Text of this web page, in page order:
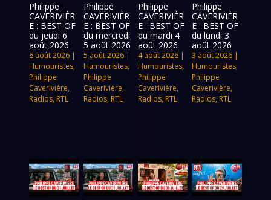
Philippe
CAVERIVIÈR
E : BEST OF
du jeudi 6
août 2026
6 août 2026 |
Humouristes,
Philippe
Caverivière,
Radios, RTL
Philippe
CAVERIVIÈR
E : BEST OF
du mercredi
5 août 2026
5 août 2026|
Humouristes,
Philippe
Caverivière,
Radios, RTL
Philippe
CAVERIVIÈR
E : BEST OF
du mardi 4
août 2026
4 août 2026|
Humouristes,
Philippe
Caverivière,
Radios, RTL
Philippe
CAVERIVIÈR
E : BEST OF
du lundi 3
août 2026
3 août 2026 |
Humouristes,
Philippe
Caverivière,
Radios, RTL